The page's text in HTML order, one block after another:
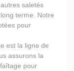
saletés
terme. Notre
pour
est la ligne de
assurons la
pour